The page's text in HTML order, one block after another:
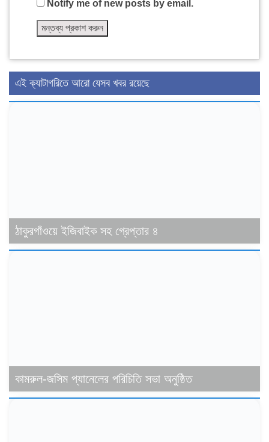
Notify me of new posts by email.
এই ক্যাটাগরিতে আরো যেসব খবর রয়েছে
ঠাকুরগাঁওয়ে ইজিবাইক সহ গ্রেপ্তার ৪
কামরুল-জসিম প্যানেলের পরিচিতি সভা অনুষ্ঠিত